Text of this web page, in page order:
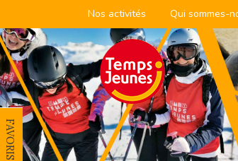
Nos activités Qui sommes-
FAVORIS